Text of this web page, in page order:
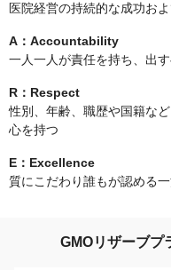
医院経営の持続的な成功お
A：Accountability
一人一人が責任を持ち、出
R：Respect
性別、年齢、職歴や国籍な
心を持つ
E：Excellence
質にこだわり誰もが認める
GMOリザーブプ